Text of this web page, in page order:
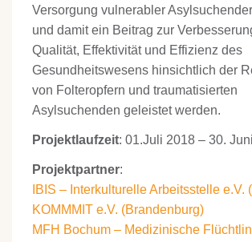
Versorgung vulnerabler
und damit ein Beitrag zur
Qualität, Effektivität und Effizienz des
Gesundheitswesens hinsichtlich der
von Folteropfern und traumatisierten
Asylsuchenden geleistet werden.
Projektlaufzeit: 01.Juli 2018 – 30.
Projektpartner:
IBIS – Interkulturelle Arbeitsstelle e.V.
KOMMMIT e.V. (Brandenburg)
MFH Bochum – Medizinische